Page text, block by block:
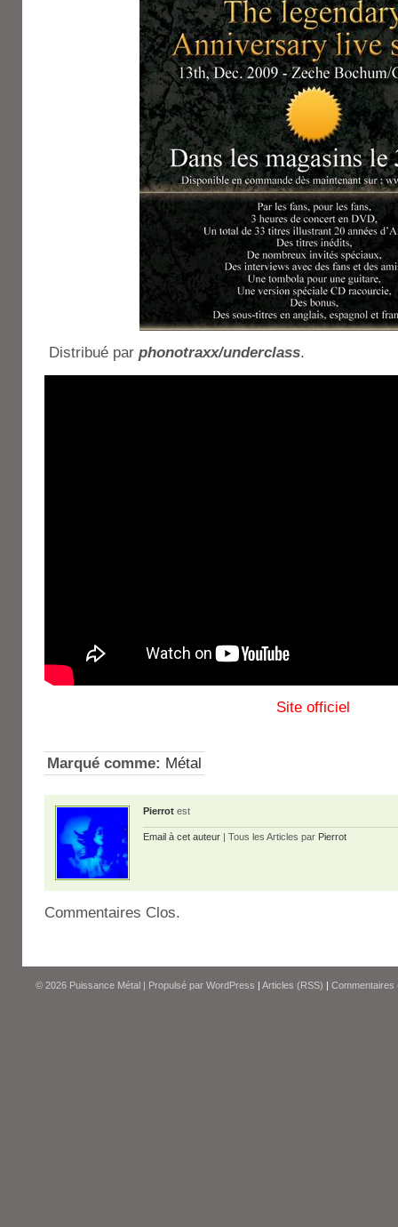
Distribué par phonotraxx/underclass.
Site officiel
Marqué comme: Métal
Pierrot est
Email à cet auteur | Tous les Articles par Pierrot
Commentaires Clos.
© 2026 Puissance Métal | Propulsé par WordPress | Articles (RSS) | Commentaires